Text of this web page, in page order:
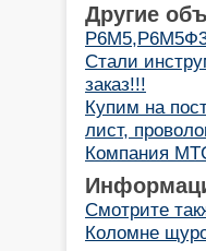
Другие
Стали
заказ!!!
Купим на
лист,
Компания
Смотрите
Коломне